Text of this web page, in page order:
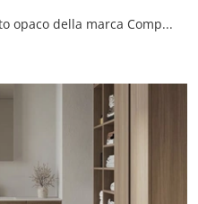
mobili bagno sospesi in laccato opaco della marca Compab: clicca e scopri l'arredo bagno moderno INK NK012 per il bagno di casa.